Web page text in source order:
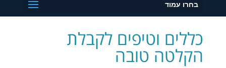
בחרו עמוד
כללים וטיפים לקבלת
הקלטה טובה